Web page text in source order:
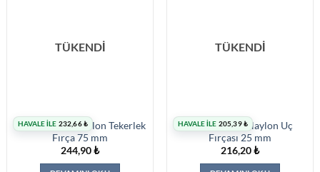
TÜKENDİ
HAVALE İLE 232,66₺
Norton Mavi Naylon Tekerlek
Fırça 75 mm
244,90₺
TÜKENDİ
HAVALE İLE 205,39₺
Norton Mavi Naylon Uç
Fırçası 25 mm
216,20₺